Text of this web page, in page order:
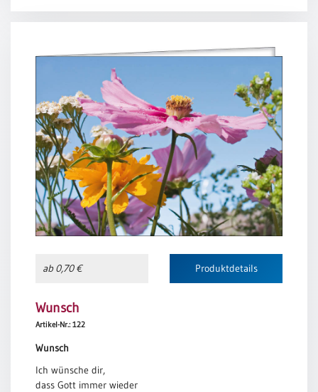
Sedulius Caelius (5. Jh.)
ab 0,70 € Produktdetails
Wunsch
Artikel-Nr.: 122
Wunsch
Ich wünsche dir,
dass Gott immer wieder